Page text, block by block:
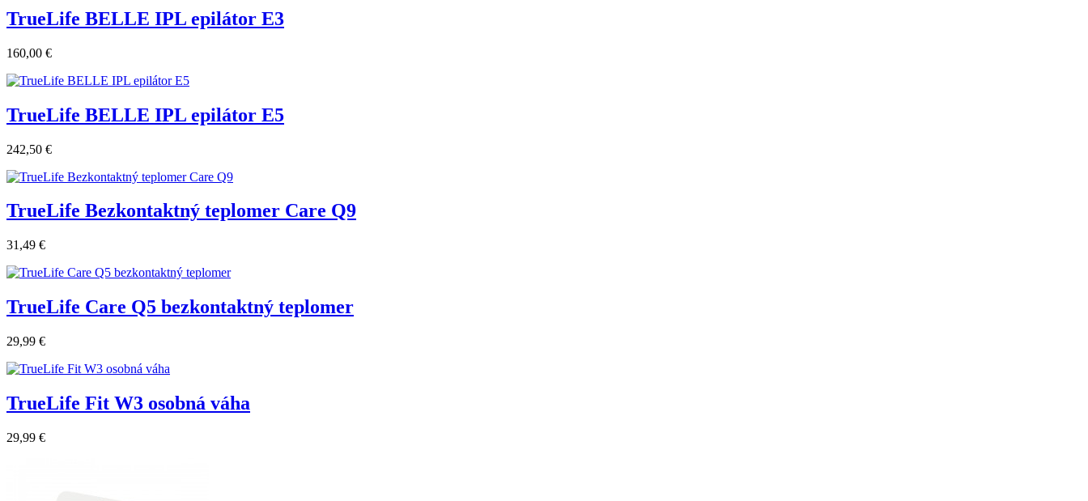
TrueLife BELLE IPL epilátor E3
160,00 €
TrueLife BELLE IPL epilátor E5
242,50 €
TrueLife Bezkontaktný teplomer Care Q9
31,49 €
TrueLife Care Q5 bezkontaktný teplomer
29,99 €
TrueLife Fit W3 osobná váha
29,99 €